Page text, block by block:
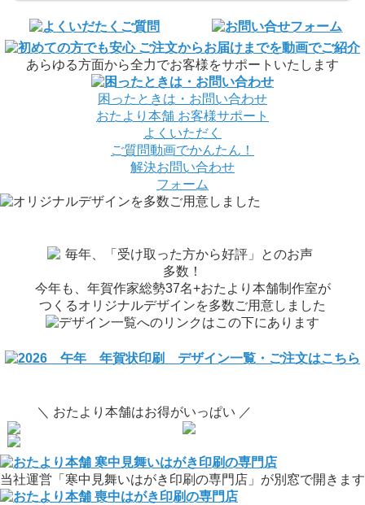
あらゆる方面から全力でお客様をサポートいたします
困ったときは・お問い合わせ
おたより本舗 お客様サポート
よくいただく
ご質問動画でかんたん！
解決お問い合わせ
フォーム
今年も、年賀作家総勢37名+おたより本舗制作室が
つくるオリジナルデザインを多数ご用意しました
＼ おたより本舗はお得がいっぱい ／
当社運営「寒中見舞いはがき印刷の専門店」が別窓で開きます